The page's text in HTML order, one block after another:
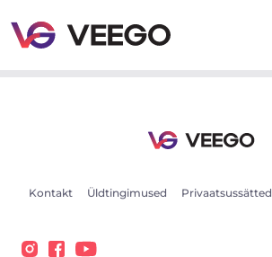
Kontakt Üldtingimused Privaatsussätted